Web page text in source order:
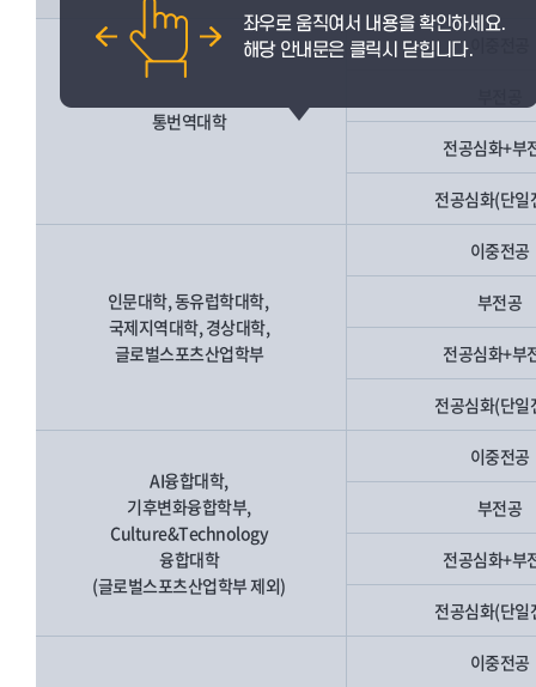
통번역대학
전공심화+부
전공심화(단
인문대학, 동유럽학대학,
국제지역대학, 경상대학,
글로벌스포츠산업학부
이중전공
부전공
전공심화+부
전공심화(단
AI융합대학,
기후변화융합학부,
Culture&Technology
융합대학
(글로벌스포츠산업학부 제외)
이중전공
부전공
전공심화+부
전공심화(단
이중전공